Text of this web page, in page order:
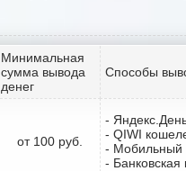
Минимальная
сумма вывода
денег
Способы
от 100 руб.
-
- QIWI
- Мобильный
- Банковская